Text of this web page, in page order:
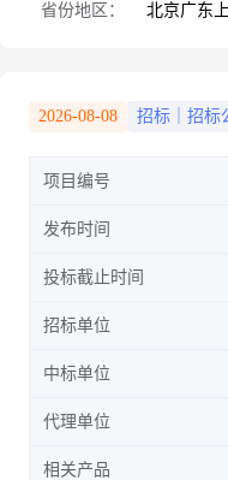
省份地区： 北京广东
2026-08-08 招标｜招标
项目编号
发布时间
投标截止时间
招标单位
中标单位
代理单位
相关产品